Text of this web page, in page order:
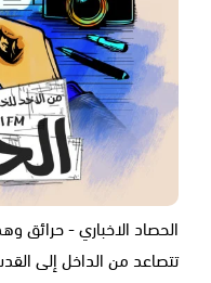
الحصاد الاخباري - حرائق
تتصاعد من الداخل إلى القدس